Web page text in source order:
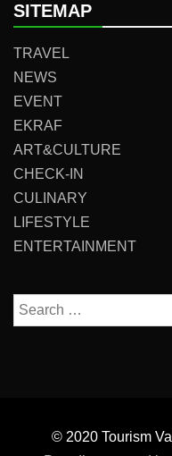
SITEMAP
TRAVEL
NEWS
EVENT
EKRAF
ART&CULTURE
CHECK-IN
CULINARY
LIFESTYLE
ENTERTAINMENT
Search
for:
© 2020 Tourism